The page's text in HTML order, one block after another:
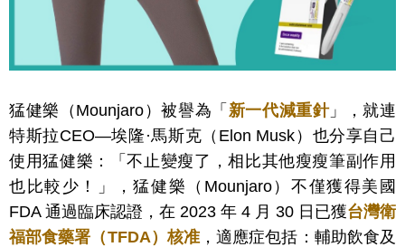
猛健樂（Mounjaro）被譽為「 新一代減重針」，就連
特斯拉CEO—埃隆·馬斯克（Elon Musk）也分享自己
使用猛健樂：「不止變瘦了，相比其他瘦瘦筆副作用
也比較少！」，猛健樂（Mounjaro）不僅獲得美國
FDA 通過臨床認證，在 2023 年 4 月 30 日已獲台灣衛
福部食藥署（TFDA）核准，適應症包括：輔助飲食及